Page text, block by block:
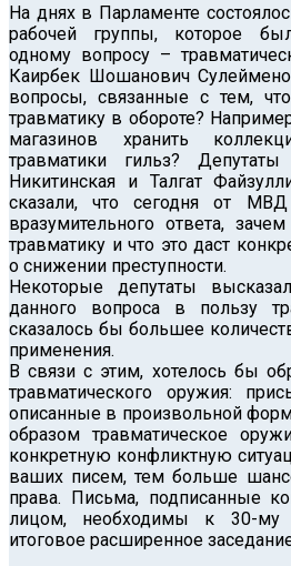
На днях в Парламенте
рабочей группы, которое
одному вопросу –
Каирбек Шошанович
вопросы, связанные с тем,
травматику в обороте?
магазинов хранить
травматики гильз? Депутаты
Никитинская и Талгат
сказали, что сегодня от
вразумительного ответа,
травматику и что это даст
о снижении преступности.
Некоторые депутаты
данного вопроса в пользу
сказалось бы большее
применения.
В связи с этим, хотелось бы
травматического оружия:
описанные в произвольной
образом травматическое
конкретную конфликтную
ваших писем, тем больше
права. Письма, подписанные
лицом, необходимы к 30-му
итоговое расширенное